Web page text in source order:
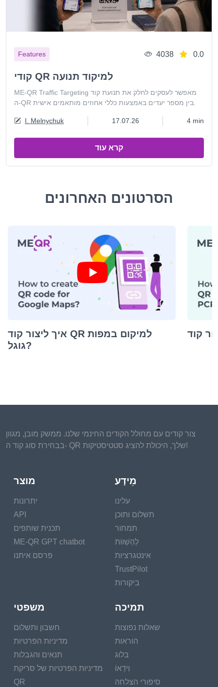
Features 4038 0.0
קודי QR למיקוד תנועה
ME-QR Traffic Targeting מאפשר לעסקים לחלק את תנועת קוד
I. Melnychuk 17.07.26 4 min
קרא עוד
הסרטונים האחרונים
איך ליצור קוד QR למיקום במפות
גוגל?
צור קודים עם מחולל הקודים החינמי שלנו. ממשק מובן, מגוון
בבחירת סוג קוד ה- QR שלך, היכולת להציג סטטיסטיקות!
מוצר
יתרונות
API
תכנית שותפים
ME-QR GPT chatbot
פרסם איתנו
מֵידָע
עלינו
תשלום ותוכן
תמחור
לְהַשְׁווֹת
אינטגרציות
TrustPilot
ביקורות
משפטי
חשבון ותשלום
מדיניות הפרטיות
תנאים והגבלות
מדיניות הפרטיות של סריקת
QR
תמיכה
שאלות נפוצות
הוראות
בלוג
וִידֵאוֹ
סיפורי הצלחה